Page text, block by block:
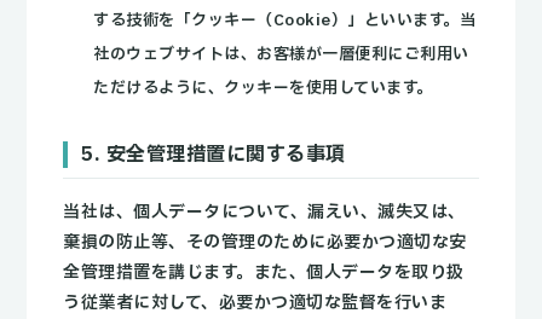
する技術を「クッキー（Cookie）」といいます。当
社のウェブサイトは、お客様が一層便利にご利用い
ただけるように、クッキーを使用しています。
5. 安全管理措置に関する事項
当社は、個人データについて、漏えい、滅失又は、
棄損の防止等、その管理のために必要かつ適切な安
全管理措置を講じます。また、個人データを取り扱
う従業者に対して、必要かつ適切な監督を行いま